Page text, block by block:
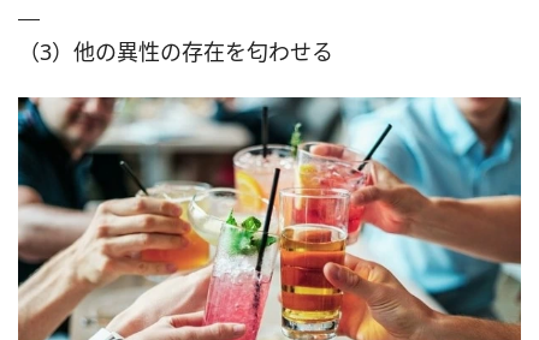
（3）他の異性の存在を匂わせる